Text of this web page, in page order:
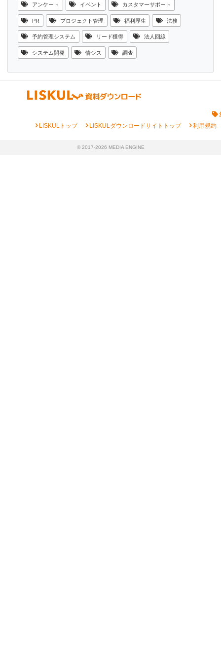
アンケート イベント カスタマーサポート
PR プロジェクト管理 福利厚生 法務
予約管理システム リード獲得 法人回線
システム開発 情シス 調査
chevron_rightLISKULトップ chevron_rightLISKULダウンロードサイトトップ chevron_right利用規約
© 2017-2026 MEDIA ENGINE